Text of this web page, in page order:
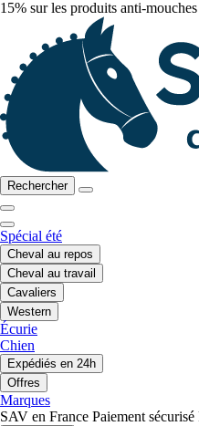
15% sur les produits anti-
Rechercher
Spécial été
Cheval au repos
Cheval au travail
Cavaliers
Western
Écurie
Chien
Expédiés en 24h
Offres
Marques
SAV en France Paiement sécurisé